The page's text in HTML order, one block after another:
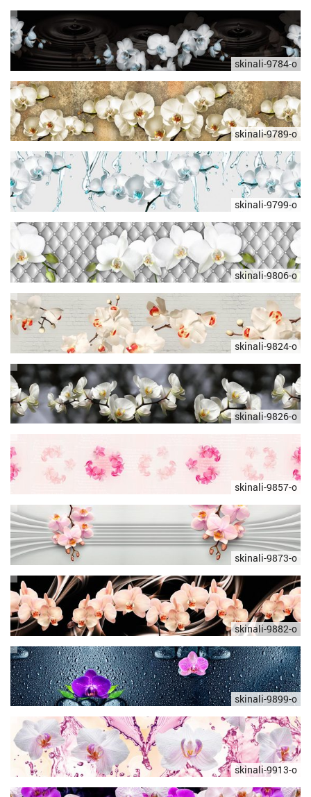
skinali-9784-o
skinali-9789-o
skinali-9799-o
skinali-9806-o
skinali-9824-o
skinali-9826-o
skinali-9857-o
skinali-9873-o
skinali-9882-o
skinali-9899-o
skinali-9913-o